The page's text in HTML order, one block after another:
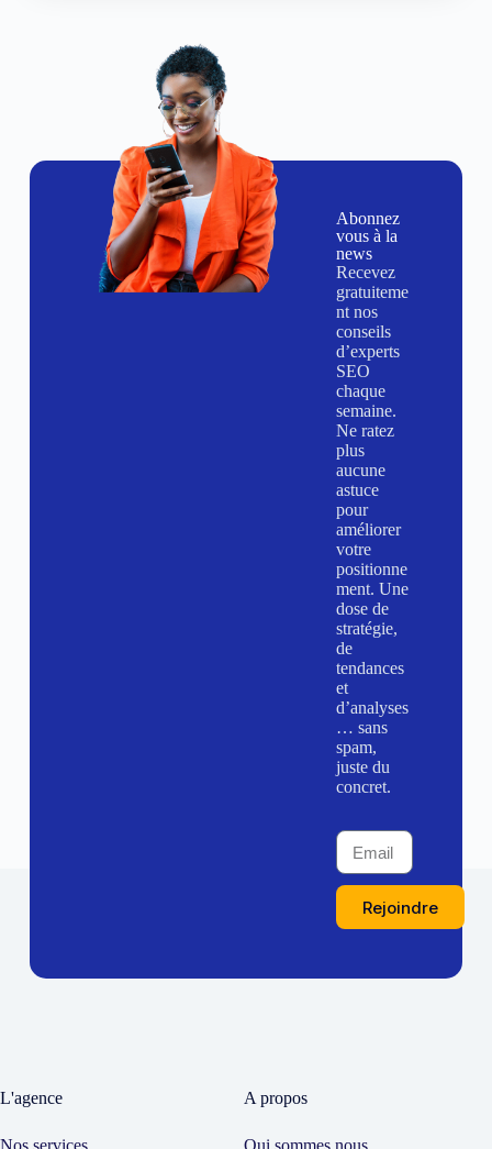
Abonnez
vous à la
news
Recevez
gratuiteme
nt nos
conseils
d’experts
SEO
chaque
semaine.
Ne ratez
plus
aucune
astuce
pour
améliorer
votre
positionne
ment. Une
dose de
stratégie,
de
tendances
et
d’analyses
… sans
spam,
juste du
concret.
Rejoindre
L'agence A propos